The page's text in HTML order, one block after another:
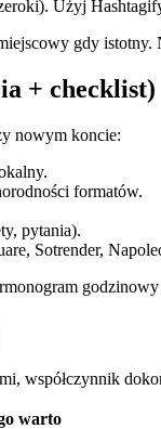
Użyj
gdy
+ checklist)
nowym koncie:
formatów.
pytania).
Sotrender,
współczynnik
warto